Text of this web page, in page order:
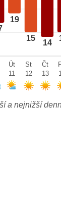
19
15
14
Út
11
St
12
Čt
13
a nejnižší